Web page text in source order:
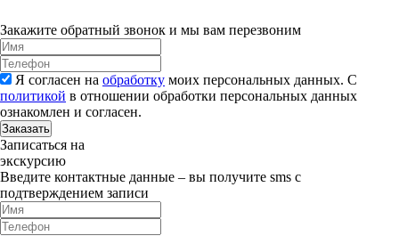
Закажите обратный звонок и мы вам перезвоним
Я согласен на обработку моих персональных данных. С
политикой в отношении обработки персональных данных
ознакомлен и согласен.
Заказать
Записаться на
экскурсию
Введите контактные данные – вы получите sms с
подтверждением записи